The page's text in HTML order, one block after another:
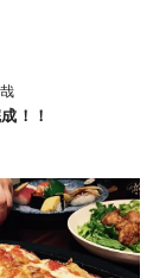
ネート
！！